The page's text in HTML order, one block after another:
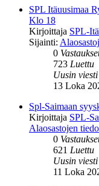
SPL Itäuusimaa
Klo 18
Kirjoittaja SPL-
Sijainti:
0
723 Luettu
Uusin viesti
13 Loka
Spl-Saimaan
Kirjoittaja SPL-
Alaosastojen
0
621 Luettu
Uusin viesti
11 Loka